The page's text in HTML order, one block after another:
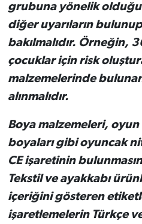
grubuna yönelik
diğer uyarıların
bakılmalıdır. Örneğin,
çocuklar için risk
malzemelerinde
alınmalıdır.
Boya malzemeleri,
boyaları gibi oyuncak
CE işaretinin
Tekstil ve ayakkabı
içeriğini gösteren
işaretlemelerin Türkçe